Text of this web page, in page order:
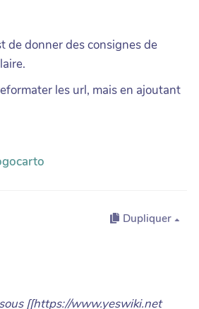
de donner des consignes de
les url, mais en ajoutant
Dupliquer
[[https://www.yeswiki.net